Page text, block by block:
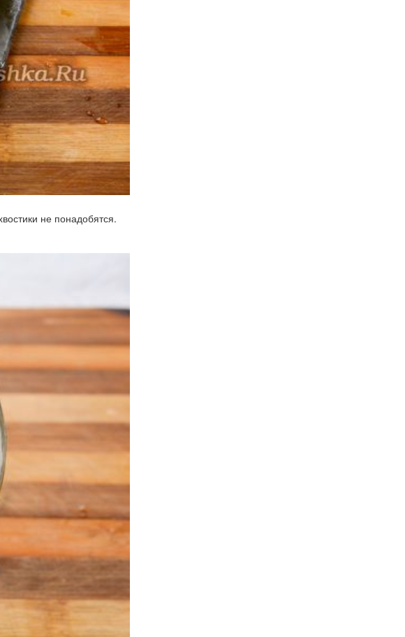
не понадобятся.